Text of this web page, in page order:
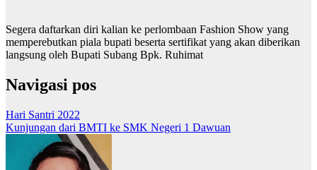
Segera daftarkan diri kalian ke perlombaan Fashion Show yang
memperebutkan piala bupati beserta sertifikat yang akan diberikan
langsung oleh Bupati Subang Bpk. Ruhimat
Navigasi pos
Hari Santri 2022
Kunjungan dari BMTI ke SMK Negeri 1 Dawuan